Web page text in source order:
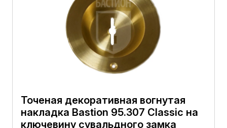
Точеная декоративная вогнутая
накладка Bastion 95.307 Classic на
ключевину сувальдного замка